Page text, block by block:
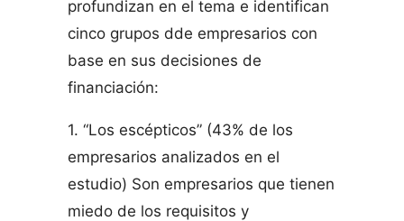
profundizan en el tema e identifican
cinco grupos dde empresarios con
base en sus decisiones de
financiación:
1. “Los escépticos” (43% de los
empresarios analizados en el
estudio) Son empresarios que tienen
miedo de los requisitos y